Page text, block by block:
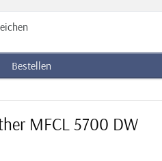
Bestellen
MFCL 5700 DW